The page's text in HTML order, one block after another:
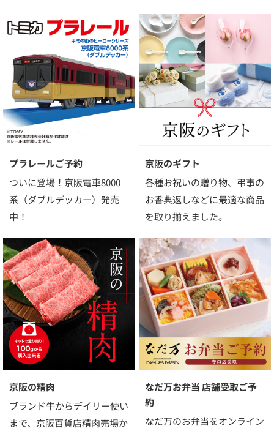
プラレールご予約
ついに登場！京阪電車8000
系（ダブルデッカー）発売
中！
京阪のギフト
各種お祝いの贈り物、弔事の
お香典返しなどに最適な商品
を取り揃えました。
京阪の精肉
ブランド牛からデイリー使い
まで、京阪百貨店精肉売場か
なだ万お弁当 店舗受取ご予
約
なだ万のお弁当をオンライン